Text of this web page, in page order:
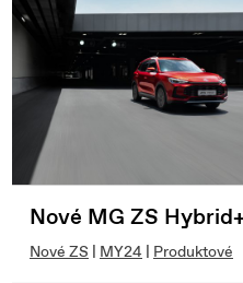
Nové MG ZS
Nové ZS | MY24 | Produktové